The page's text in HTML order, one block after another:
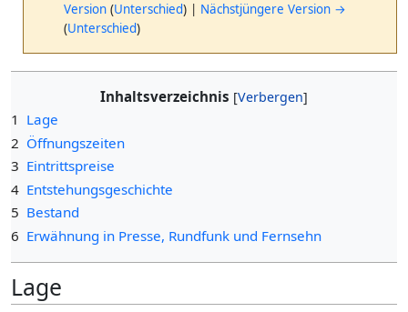
Version (Unterschied) | Nächstjüngere Version →
(Unterschied)
Inhaltsverzeichnis
1 Lage
2 Öffnungszeiten
3 Eintrittspreise
4 Entstehungsgeschichte
5 Bestand
6 Erwähnung in Presse, Rundfunk und Fernsehn
Lage